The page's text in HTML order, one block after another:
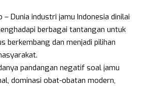
– Dunia industri jamu Indonesia dinilai
berbagai tantangan untuk
berkembang dan menjadi pilihan
pandangan negatif soal jamu
dominasi obat-obatan modern,